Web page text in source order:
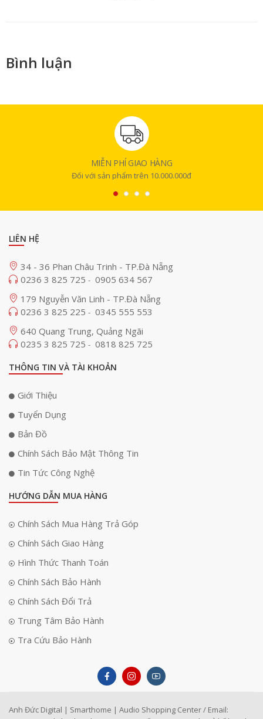
Bình luận
MIỄN PHÍ GIAO HÀNG
Đối với sản phẩm trên 10.000.000đ
LIÊN HỆ
34 - 36 Phan Châu Trinh - TP.Đà Nẵng
0236 3 825 725 - 0905 634 567
179 Nguyễn Văn Linh - TP.Đà Nẵng
0236 3 825 225 - 0345 555 553
640 Quang Trung, Quảng Ngãi
0235 3 825 725 - 0818 825 725
THÔNG TIN VÀ TÀI KHOẢN
Giới Thiệu
Tuyển Dụng
Bản Đồ
Chính Sách Bảo Mật Thông Tin
Tin Tức Công Nghệ
HƯỚNG DẪN MUA HÀNG
Chính Sách Mua Hàng Trả Góp
Chính Sách Giao Hàng
Hình Thức Thanh Toán
Chính Sách Bảo Hành
Chính Sách Đổi Trả
Trung Tâm Bảo Hành
Tra Cứu Bảo Hành
Anh Đức Digital | Smarthome | Audio Shopping Center / Email: